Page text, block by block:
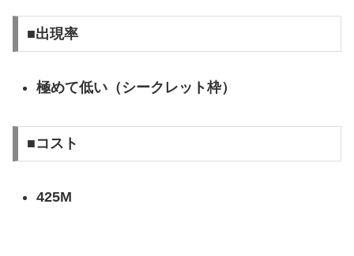
■出現率
極めて低い（シークレット枠）
■コスト
425M